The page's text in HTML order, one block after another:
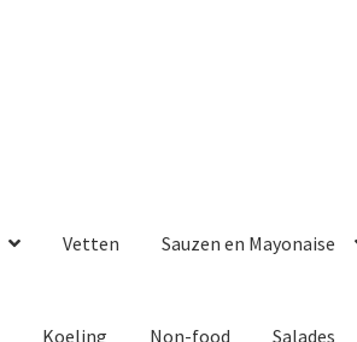
Vetten Sauzen en Mayonaise
Koeling Non-food Salades